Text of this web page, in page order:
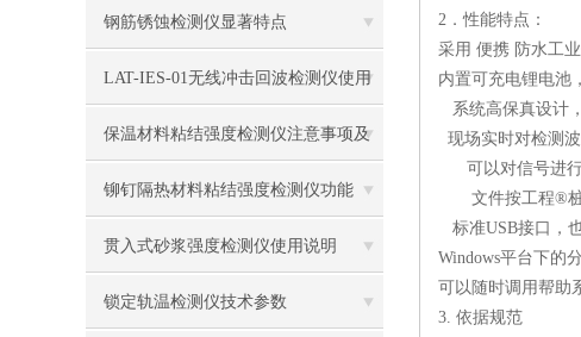
场中的应用
钢筋锈蚀检测仪显著特点
LAT-IES-01无线冲击回波检测仪使用
操作方法
保温材料粘结强度检测仪注意事项及
保养
铆钉隔热材料粘结强度检测仪功能
贯入式砂浆强度检测仪使用说明
锁定轨温检测仪技术参数
2．性能特点：
采用 便携 防水工
内置可充电锂电池
系统高保真设计
现场实时对检测
可以对信号进行
文件按工程®桩
标准USB接口，
Windows平台下的
可以随时调用帮助
3. 依据规范